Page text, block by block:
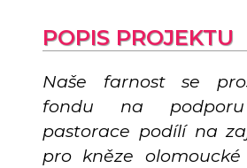
POPIS PROJEKTU
Naše farnost se
fondu na
pastorace podílí na
pro kněze olomoucké